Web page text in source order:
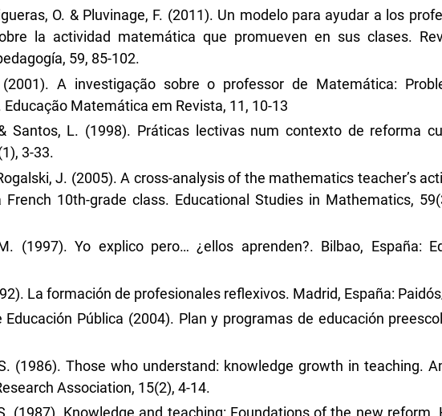
O. & Pluvinage, F. (2011). Un modelo para ayudar a los
la actividad matemática que promueven en sus clases.
59, 85-102.
A investigação sobre o professor de Matemática:
Matemática em Revista, 11, 10-13
Santos, L. (1998). Práticas lectivas num contexto de reforma
3-33.
J. (2005). A cross-analysis of the mathematics teacher’s
10th-grade class. Educational Studies in Mathematics,
(1997). Yo explico pero… ¿ellos aprenden?. Bilbao, España:
La formación de profesionales reflexivos. Madrid, España:
Educación Pública (2004). Plan y programas de educación
(1986). Those who understand: knowledge growth in teaching.
Association, 15(2), 4-14.
(1987). Knowledge and teaching: Foundations of the new reform.